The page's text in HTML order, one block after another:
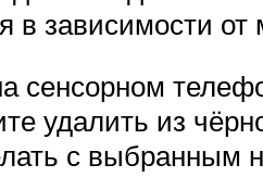
в зависимости
сенсорном
удалить из
с выбранным